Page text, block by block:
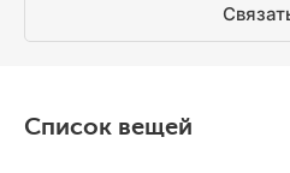
Утром
широкий вид на
Список вещей